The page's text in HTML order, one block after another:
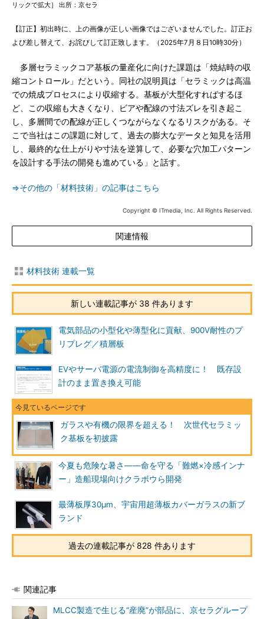
リックで拡大］ 出所：京セラ
【訂正】初出時に、上の画像が正しい画像ではございませんでした。訂正お
よび差し替えて、お詫びして訂正致します。（2025年7月８日10時30分）
多層セラミックコア基板の量産化に向けた課題は「焼結時の収
縮コントロール」だという。同社の説明員は「セラミックは高温
での焼成プロセスにより収縮する。基板が大型化すればするほ
ど、この収縮も大きくなり、ビアや配線の寸法ズレを引き起こ
し、多層間での配線が正しくつながらなくなるリスクがある。そ
こで当社はこの課題に対して、過去の膨大なデータと知見を活用
し、最終的な仕上がりや寸法を逆算して、必要な穴加工パターン
を設計する手法の開発も進めている」と話す。
⇒その他の「材料技術」の記事はこちら
Copyright © ITmedia, Inc. All Rights Reserved.
関連情報
材料技術 連載一覧
新しい連載記事が 38 件あります
電気部品の小型化や薄型化に貢献、900V耐性のプ
リプレグ／積層板
EVやサーバ電源の電流制御を高精度に！ 既存設
計のまま置き換え可能
ガラスや有機の限界を超える！ 次世代セラミッ
ク基板を初披露
今夏も危険な暑さ――命を守る「難燃×冷感インナ
ー」造船現場向けクラボウら開発
最薄板厚30μm、宇宙用超薄板カバーガラスの新ブ
ランド
過去の連載記事が 828 件あります
関連記事
MLCC製造で生じる“産廃”が部品に、京セラグループ